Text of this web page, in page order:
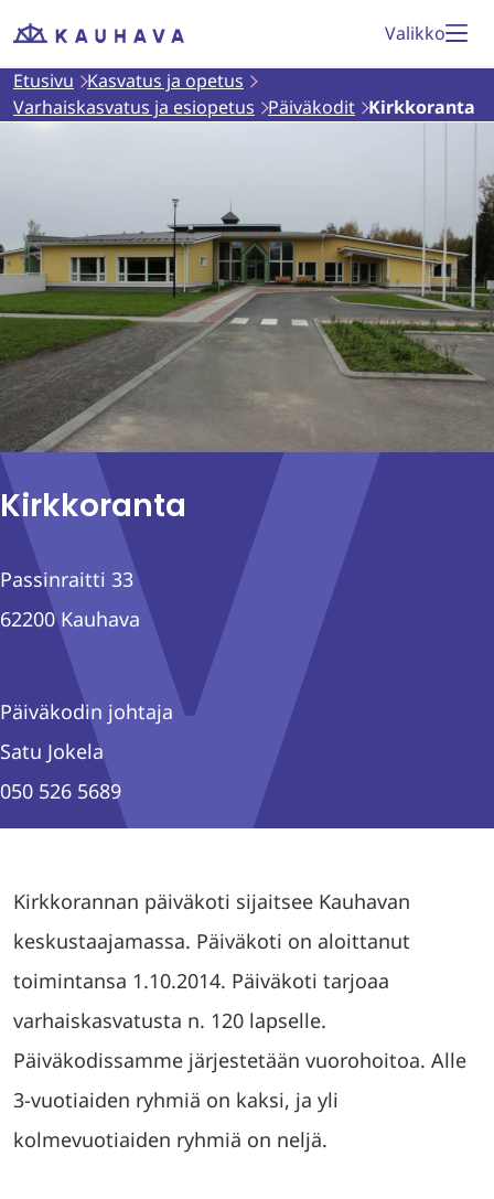
Siirry
Etusivu
Valikko
Etusivu Kasvatus ja opetus
Varhaiskasvatus ja esiopetus Päiväkodit Kirkkoranta
Kirkkoranta
Passinraitti 33
62200 Kauhava
Päiväkodin johtaja
Satu Jokela
050 526 5689
Kirkkorannan päiväkoti sijaitsee Kauhavan
keskustaajamassa. Päiväkoti on aloittanut
toimintansa 1.10.2014. Päiväkoti tarjoaa
varhaiskasvatusta n. 120 lapselle.
Päiväkodissamme järjestetään vuorohoitoa. Alle
3-vuotiaiden ryhmiä on kaksi, ja yli
kolmevuotiaiden ryhmiä on neljä.